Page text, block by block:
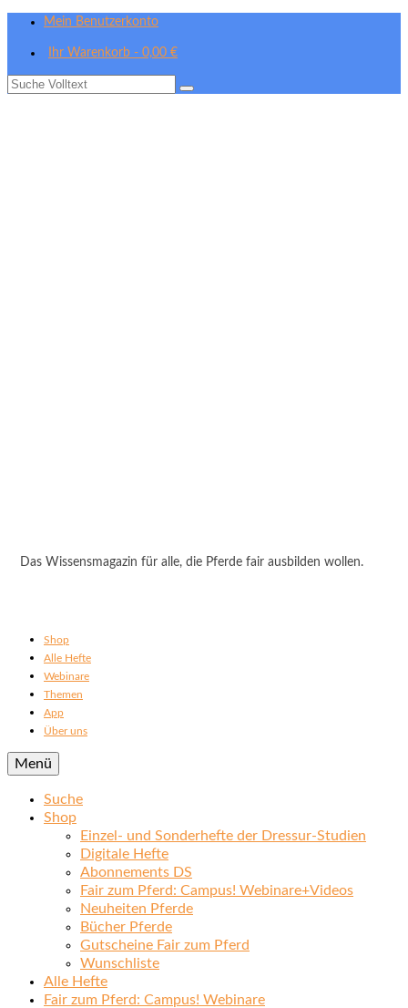
Mein Benutzerkonto
Ihr Warenkorb - 0,00 €
Suche
Das Wissensmagazin für alle, die Pferde fair ausbilden wollen.
Shop
Alle Hefte
Webinare
Themen
App
Über uns
Menü
Suche
Shop
Einzel- und Sonderhefte der Dressur-Studien
Digitale Hefte
Abonnements DS
Fair zum Pferd: Campus! Webinare+Videos
Neuheiten Pferde
Bücher Pferde
Gutscheine Fair zum Pferd
Wunschliste
Alle Hefte
Fair zum Pferd: Campus! Webinare